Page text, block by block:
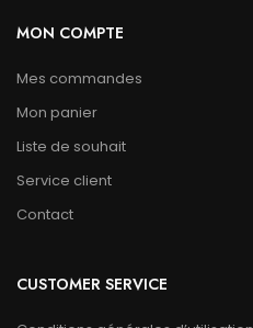
MON COMPTE
Mes commandes
Mon panier
Liste de souhait
Service client
Contact
CUSTOMER SERVICE